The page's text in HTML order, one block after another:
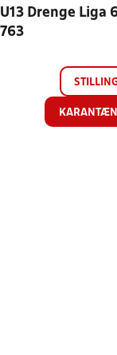
U13 Drenge Liga
763